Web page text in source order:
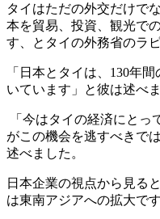
タイはただの外交だけで
本を貿易、投資、観光で
す、とタイの外務省のラ
「日本とタイは、130年
いています」と彼は述べま
「今はタイの経済にとっ
がこの機会を逃すべきで
述べました。
日本企業の視点から見る
は東南アジアへの拡大です